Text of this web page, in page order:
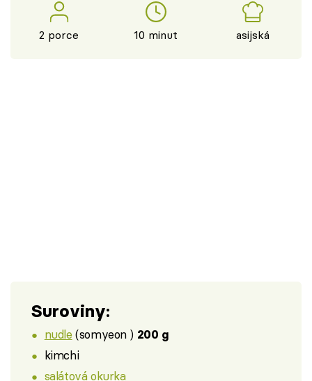
2 porce 10 minut asijská
Suroviny:
nudle (somyeon ) 200 g
kimchi
salátová okurka